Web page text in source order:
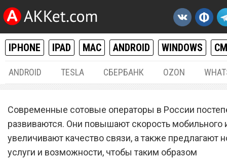
IPHONE IPAD MAC ANDROID WINDOWS
ANDROID TESLA СБЕРБАНК OZON
Абоненты массово
отказываются от услуг
Современные сотовые операторы в России
развиваются. Они повышают скорость мобильного
увеличивают качество связи, а также предлагают
услуги и возможности, чтобы таким образом